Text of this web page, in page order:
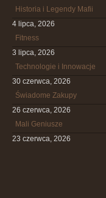
Historia i Legendy Mafii
4 lipca, 2026
Fitness
3 lipca, 2026
Technologie i Innowacje
30 czerwca, 2026
Świadome Zakupy
26 czerwca, 2026
Mali Geniusze
23 czerwca, 2026